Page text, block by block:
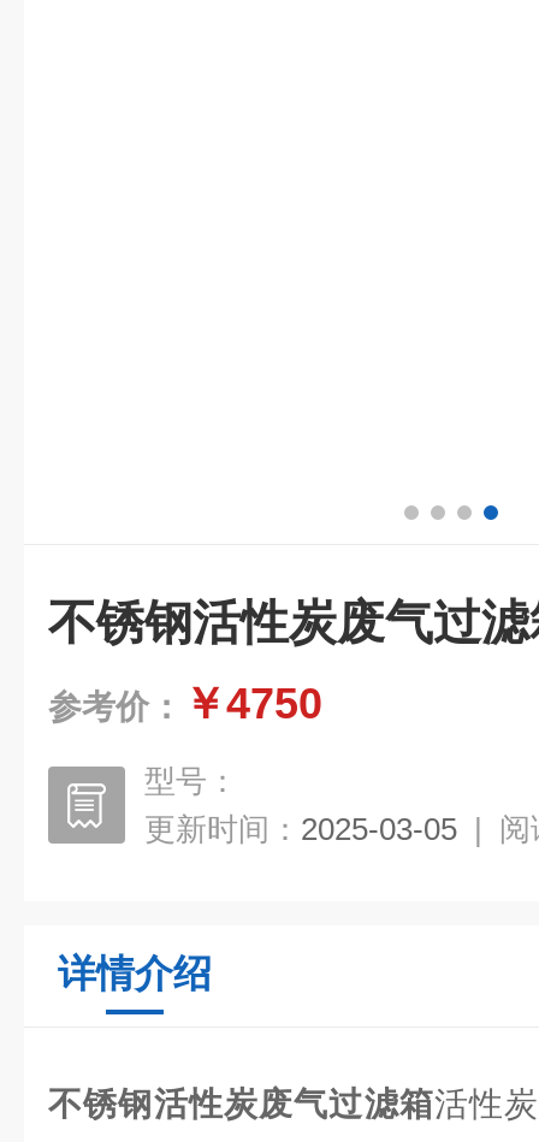
不锈钢活性炭废气过
参考价： ￥4750
型号：
更新时间： 2025-03-05 | 阅
详情介绍
不锈钢活性炭废气过滤箱活性